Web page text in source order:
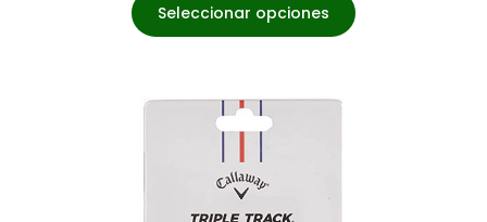
Seleccionar opciones